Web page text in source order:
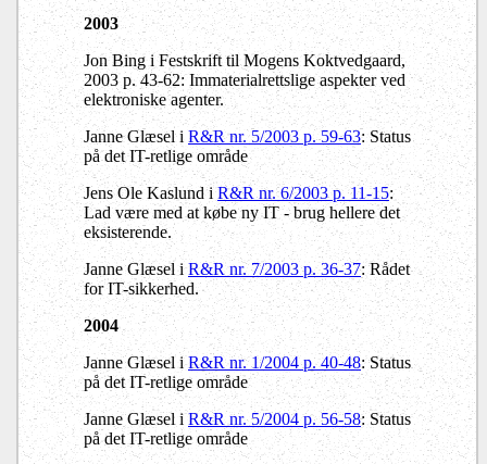
2003
Jon Bing i Festskrift til Mogens Koktvedgaard,
2003 p. 43-62: Immaterialrettslige aspekter ved
elektroniske agenter.
Janne Glæsel i R&R nr. 5/2003 p. 59-63: Status
på det IT-retlige område
Jens Ole Kaslund iR&R nr. 6/2003 p. 11-15:
Lad være med at købe ny IT - brug hellere det
eksisterende.
Janne Glæsel iR&R nr. 7/2003 p. 36-37: Rådet
for IT-sikkerhed.
2004
Janne Glæsel iR&R nr. 1/2004 p. 40-48: Status
på det IT-retlige område
Janne Glæsel iR&R nr. 5/2004 p. 56-58: Status
på det IT-retlige område